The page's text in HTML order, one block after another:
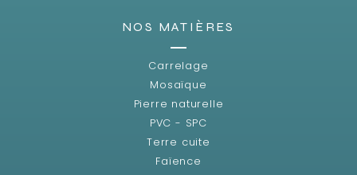
NOS MATIÈRES
Carrelage
Mosaïque
Pierre naturelle
PVC - SPC
Terre cuite
Faïence